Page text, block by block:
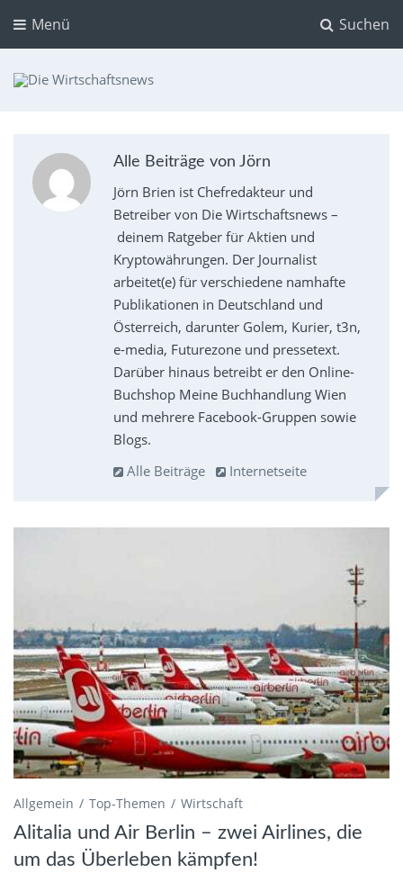
Suchen
Menü
Alle Beiträge von Jörn
Jörn Brien ist Chefredakteur und
Betreiber von Die Wirtschaftsnews –
deinem Ratgeber für Aktien und
Kryptowährungen. Der Journalist
arbeitet(e) für verschiedene namhafte
Publikationen in Deutschland und
Österreich, darunter Golem, Kurier, t3n,
e-media, Futurezone und pressetext.
Darüber hinaus betreibt er den Online-
Buchshop Meine Buchhandlung Wien
und mehrere Facebook-Gruppen sowie
Blogs.
Alle Beiträge
Internetseite
Allgemein Top-Themen Wirtschaft
Alitalia und Air Berlin – zwei Airlines, die
um das Überleben kämpfen!